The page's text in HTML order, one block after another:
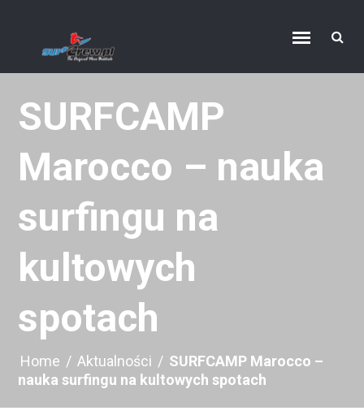
SURFCAMP
Marocco – nauka
surfingu na
kultowych
spotach
Home / Aktualności / SURFCAMP Marocco –
nauka surfingu na kultowych spotach